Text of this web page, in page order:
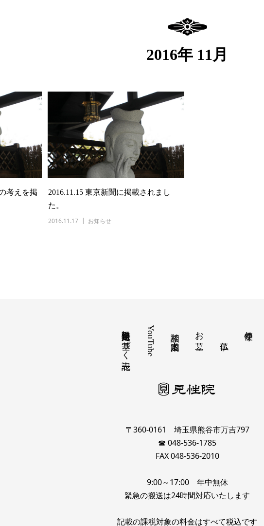
2016年 11月
考えを掲
2016.11.15 東京新聞に掲載されまし
た。
2016.11.17
お知らせ
寺便り
お墓
YouTube
特定商取引法に基づく表記
〒360-0161 埼玉県熊谷市万吉797
☎ 048-536-1785
FAX 048-536-2010
9:00～17:00 年中無休
緊急の搬送は24時間対応いたします
記載の課税対象の料金はすべて税込です